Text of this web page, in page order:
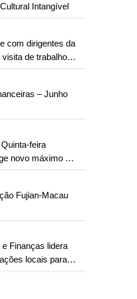
trabalhos
no dia
Intangível
com dirigentes da
de trabalho
– Junho
feira
novo máximo em
Fujian-Macau
Finanças lidera
locais para
os trabalhos